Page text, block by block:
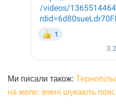
Ми писали також:
на желе: вчені шукають